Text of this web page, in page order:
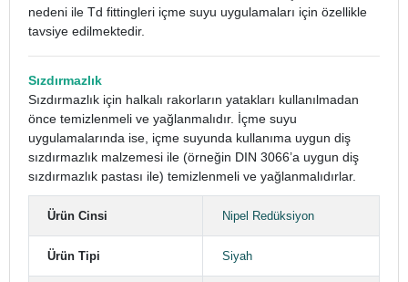
nedeni ile Td fittingleri içme suyu uygulamaları için özellikle
tavsiye edilmektedir.
Sızdırmazlık
Sızdırmazlık için halkalı rakorların yatakları kullanılmadan
önce temizlenmeli ve yağlanmalıdır. İçme suyu
uygulamalarında ise, içme suyunda kullanıma uygun diş
sızdırmazlık malzemesi ile (örneğin DIN 3066’a uygun diş
sızdırmazlık pastası ile) temizlenmeli ve yağlanmalıdırlar.
Ürün Cinsi Nipel Redüksiyon
Ürün Tipi Siyah